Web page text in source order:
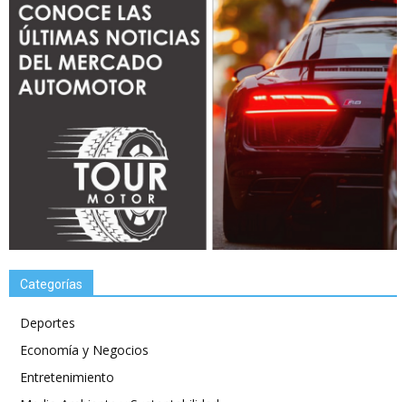
Categorías
Deportes
Economía y Negocios
Entretenimiento